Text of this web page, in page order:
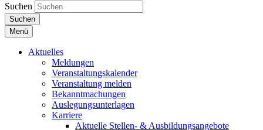
Suchen
Suchen
Menü
Aktuelles
Meldungen
Veranstaltungskalender
Veranstaltung melden
Bekanntmachungen
Auslegungsunterlagen
Karriere
Aktuelle Stellen- & Ausbildungsangebote